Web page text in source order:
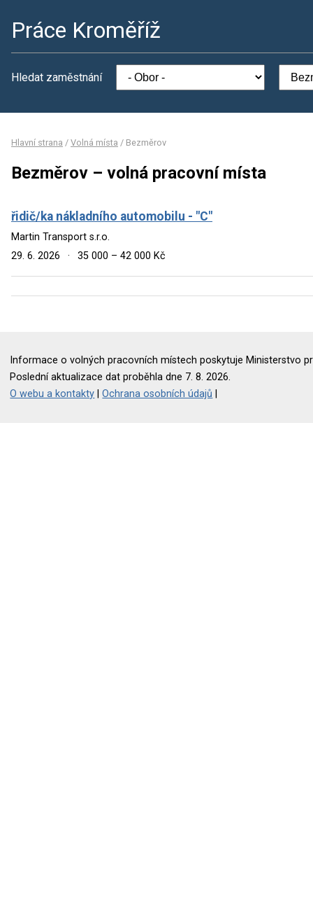
Práce Kroměříž
Hledat zaměstnání
Hlavní strana / Volná místa / Bezměrov
Bezměrov – volná pracovní místa
řidič/ka nákladního automobilu - "C"
Martin Transport s.r.o.
29. 6. 2026
· 35 000 – 42 000 Kč
Informace o volných pracovních místech poskytuje Ministerstvo
Poslední aktualizace dat proběhla dne 7. 8. 2026.
O webu a kontakty |Ochrana osobních údajů